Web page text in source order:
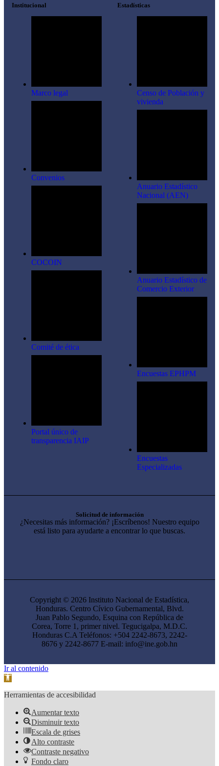
Institucional
Marco legal
Convenios
COCOIN
Comité de ética
Portal único de
transparencia IAIP
Estadísticas
Censo de Población y
vivienda
Anuario Estadístico
Nacional (AEN)​
Anuario Estadístico de
Comercio Exterior
Encuestas EPHPM
Encuestas
Especializadas
Solicitud de información
¿Necesitas más información? ¡Escríbenos! Nuestro equipo
está listo para ayudarte a encontrar lo que buscas.
Copyright © 2026 Instituto Nacional de Estadística,
Honduras. Centro Cívico Gubernamental, Blvd.
Juan Pablo Segundo, Esquina con República de
Corea, Torre 1, primer nivel. Tegucigalpa, M.D.C.
Honduras C.A Teléfonos: +504 2242-8673, 2242-
8676 y 2242-8677 E-mail: info@ine.gob.hn
Ir al contenido
Abrir barra de herramientas
Herramientas de accesibilidad
Aumentar texto
Disminuir texto
Escala de grises
Alto contraste
Contraste negativo
Fondo claro